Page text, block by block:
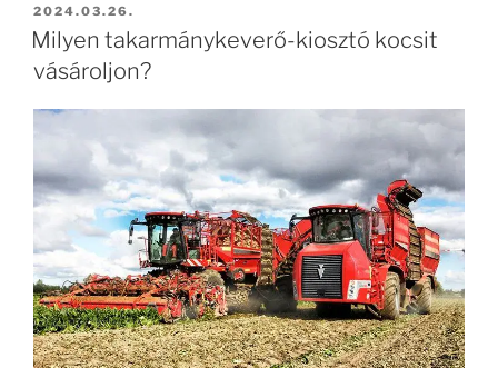
BEKÜLDVE:
2024.03.26.
Milyen takarmánykeverő-kiosztó kocsit
vásároljon?